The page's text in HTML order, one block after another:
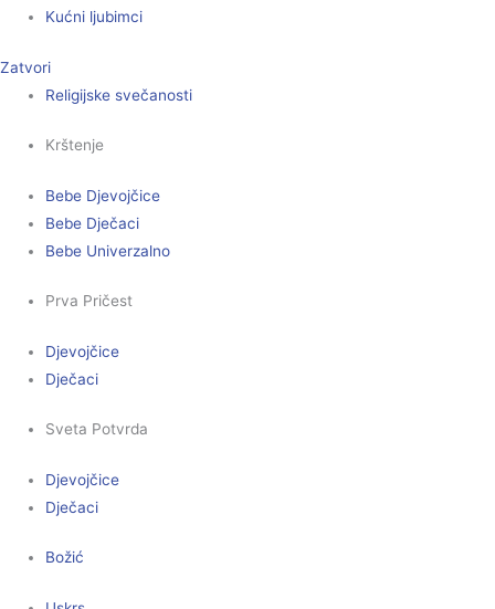
Kućni ljubimci
Zatvori
Religijske svečanosti
Krštenje
Bebe Djevojčice
Bebe Dječaci
Bebe Univerzalno
Prva Pričest
Djevojčice
Dječaci
Sveta Potvrda
Djevojčice
Dječaci
Božić